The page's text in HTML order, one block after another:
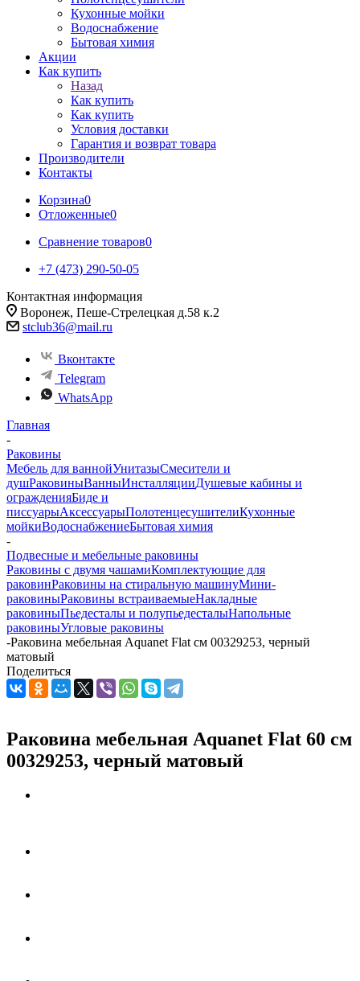
Кухонные мойки
Водоснабжение
Бытовая химия
Акции
Как купить
Назад
Как купить
Как купить
Условия доставки
Гарантия и возврат товара
Производители
Контакты
Корзина0
Отложенные0
Сравнение товаров0
+7 (473) 290-50-05
Контактная информация
Воронеж, Пеше-Стрелецкая д.58 к.2
stclub36@mail.ru
Вконтакте
Telegram
WhatsApp
Главная
-
Раковины
Мебель для ваннойУнитазыСмесители и
душРаковиныВанныИнсталляцииДушевые кабины и
огражденияБиде и
писсуарыАксессуарыПолотенцесушителиКухонные
мойкиВодоснабжениеБытовая химия
-
Подвесные и мебельные раковины
Раковины с двумя чашамиКомплектующие для
раковинРаковины на стиральную машинуМини-
раковиныРаковины встраиваемыеНакладные
раковиныПьедесталы и полупьедесталыНапольные
раковиныУгловые раковины
-Раковина мебельная Aquanet Flat см 00329253, черный
матовый
Поделиться
Раковина мебельная Aquanet Flat 60 см
00329253, черный матовый